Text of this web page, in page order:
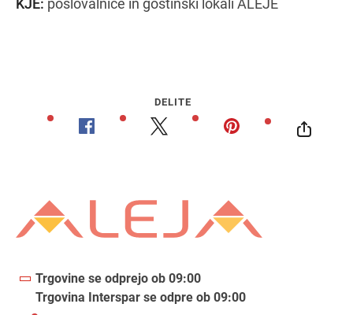
KJE: poslovalnice in gostinski lokali ALEJE
DELITE
Trgovine se odprejo ob 09:00
Trgovina Interspar se odpre ob 09:00